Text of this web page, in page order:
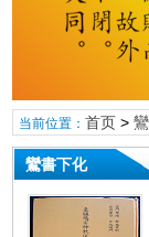
当前位置： 首页>
鸞書下化